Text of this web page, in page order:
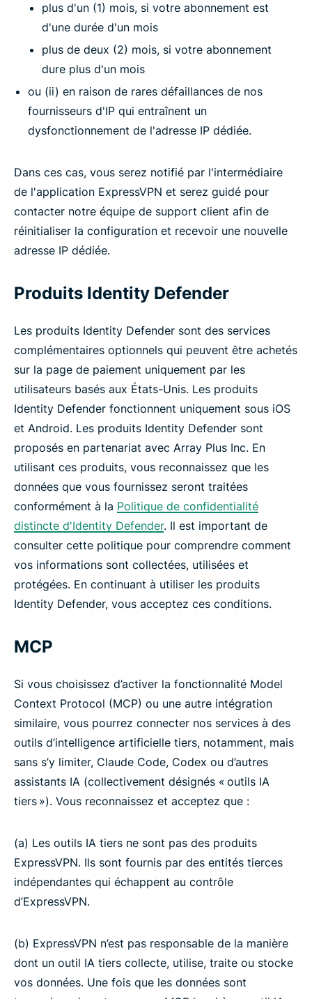
plus d'un (1) mois, si votre abonnement est
d'une durée d'un mois
plus de deux (2) mois, si votre abonnement
dure plus d'un mois
ou (ii) en raison de rares défaillances de nos
fournisseurs d'IP qui entraînent un
dysfonctionnement de l'adresse IP dédiée.
Dans ces cas, vous serez notifié par l'intermédiaire
de l'application ExpressVPN et serez guidé pour
contacter notre équipe de support client afin de
réinitialiser la configuration et recevoir une nouvelle
adresse IP dédiée.
Produits Identity Defender
Les produits Identity Defender sont des services
complémentaires optionnels qui peuvent être achetés
sur la page de paiement uniquement par les
utilisateurs basés aux États-Unis. Les produits
Identity Defender fonctionnent uniquement sous iOS
et Android. Les produits Identity Defender sont
proposés en partenariat avec Array Plus Inc. En
utilisant ces produits, vous reconnaissez que les
données que vous fournissez seront traitées
conformément à la Politique de confidentialité
distincte d'Identity Defender. Il est important de
consulter cette politique pour comprendre comment
vos informations sont collectées, utilisées et
protégées. En continuant à utiliser les produits
Identity Defender, vous acceptez ces conditions.
MCP
Si vous choisissez d’activer la fonctionnalité Model
Context Protocol (MCP) ou une autre intégration
similaire, vous pourrez connecter nos services à des
outils d’intelligence artificielle tiers, notamment, mais
sans s’y limiter, Claude Code, Codex ou d’autres
assistants IA (collectivement désignés « outils IA
tiers »). Vous reconnaissez et acceptez que :
(a) Les outils IA tiers ne sont pas des produits
ExpressVPN. Ils sont fournis par des entités tierces
indépendantes qui échappent au contrôle
d’ExpressVPN.
(b) ExpressVPN n’est pas responsable de la manière
dont un outil IA tiers collecte, utilise, traite ou stocke
vos données. Une fois que les données sont